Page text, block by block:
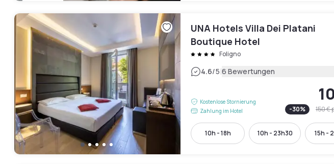
UNA Hotels Villa Dei Platani
Boutique Hotel
Foligno
4.6/5|6 Bewertungen
Kostenlose Stornierung
Zahlung im Hotel
-30% 150 €
10h - 18h 10h - 23h30 15h -